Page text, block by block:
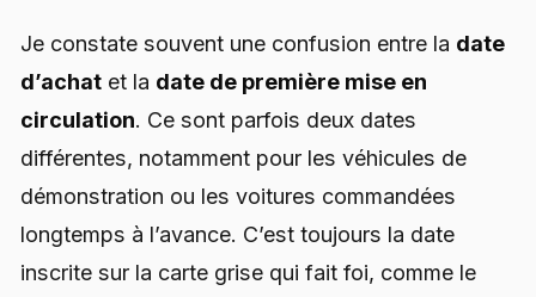
Je constate souvent une confusion entre la date
d’achat et la date de première mise en
circulation. Ce sont parfois deux dates
différentes, notamment pour les véhicules de
démonstration ou les voitures commandées
longtemps à l’avance. C’est toujours la date
inscrite sur la carte grise qui fait foi, comme le